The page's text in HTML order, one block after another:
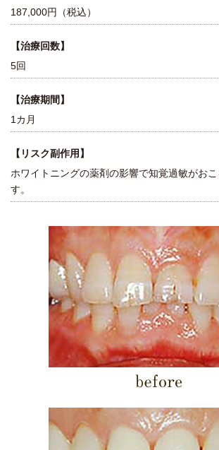
187,000円（税込）
【治療回数】
5回
【治療期間】
1カ月
【リスク副作用】
ホワイトニングの薬剤の影響で知覚過敏がお
す。